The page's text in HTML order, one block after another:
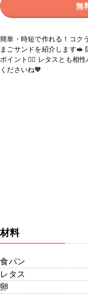
無
簡単・時短で作れる！コク
まごサンドを紹介します🥪
ポイント🙆‍♀️ レタスとも相
くださいね🧡
材料
食パン
レタス
卵